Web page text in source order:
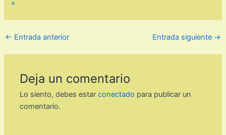
»
← Entrada anterior Entrada siguiente →
Deja un comentario
Lo siento, debes estarconectado para publicar un
comentario.